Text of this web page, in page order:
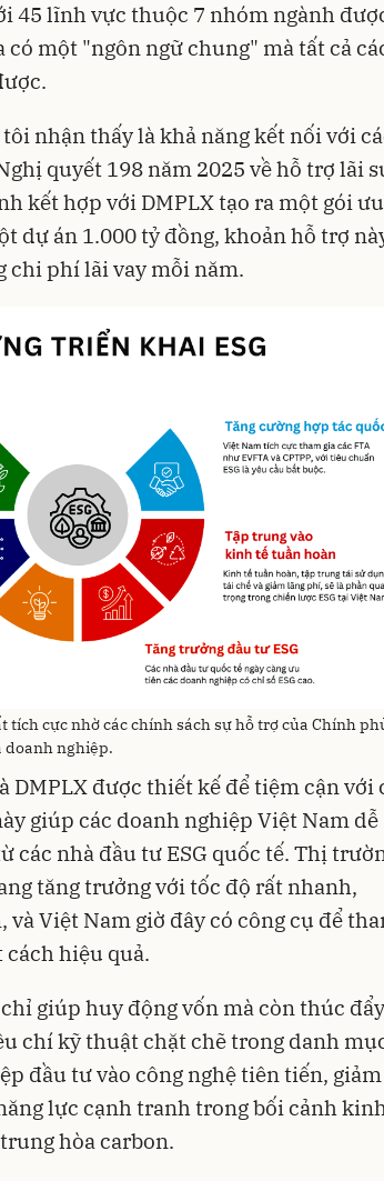
45 lĩnh vực thuộc 7 nhóm ngành
một "ngôn ngữ chung" mà tất cả
nhận thấy là khả năng kết nối với
quyết 198 năm 2025 về hỗ trợ lãi
kết hợp với DMPLX tạo ra một gói ưu
dự án 1.000 tỷ đồng, khoản hỗ trợ
chi phí lãi vay mỗi năm.
tích cực nhờ các chính sách sự hỗ trợ của Chính
doanh nghiệp.
DMPLX được thiết kế để tiệm cận với
giúp các doanh nghiệp Việt Nam dễ
các nhà đầu tư ESG quốc tế. Thị
tăng trưởng với tốc độ rất nhanh,
và Việt Nam giờ đây có công cụ để
hiệu quả.
giúp huy động vốn mà còn thúc đẩy
chí kỹ thuật chặt chẽ trong danh
đầu tư vào công nghệ tiên tiến, giảm
lực cạnh tranh trong bối cảnh
hòa carbon.